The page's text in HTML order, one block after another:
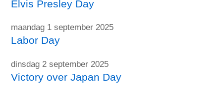
Elvis Presley Day
maandag 1 september 2025
Labor Day
dinsdag 2 september 2025
Victory over Japan Day